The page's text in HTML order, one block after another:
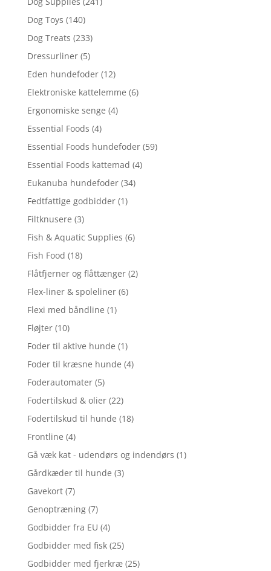
Dog Toys (140)
Dog Treats (233)
Dressurliner (5)
Eden hundefoder (12)
Elektroniske kattelemme (6)
Ergonomiske senge (4)
Essential Foods (4)
Essential Foods hundefoder (59)
Essential Foods kattemad (4)
Eukanuba hundefoder (34)
Fedtfattige godbidder (1)
Filtknusere (3)
Fish & Aquatic Supplies (6)
Fish Food (18)
Flåtfjerner og flåttænger (2)
Flex-liner & spoleliner (6)
Flexi med båndline (1)
Fløjter (10)
Foder til aktive hunde (1)
Foder til kræsne hunde (4)
Foderautomater (5)
Fodertilskud & olier (22)
Fodertilskud til hunde (18)
Frontline (4)
Gå væk kat - udendørs og indendørs (1)
Gårdkæder til hunde (3)
Gavekort (7)
Genoptræning (7)
Godbidder fra EU (4)
Godbidder med fisk (25)
Godbidder med fjerkræ (25)